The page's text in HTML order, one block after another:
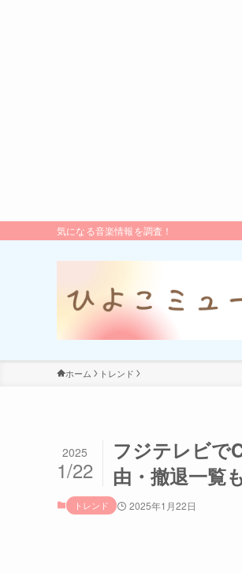
気になる音楽情報を調査！
ホーム トレンド
フジテレビで
由・撤退一覧も
2025
1/22
トレンド 2025年1月22日